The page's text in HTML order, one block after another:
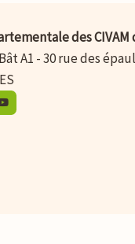
des CIVAM
A1 - 30 rue des